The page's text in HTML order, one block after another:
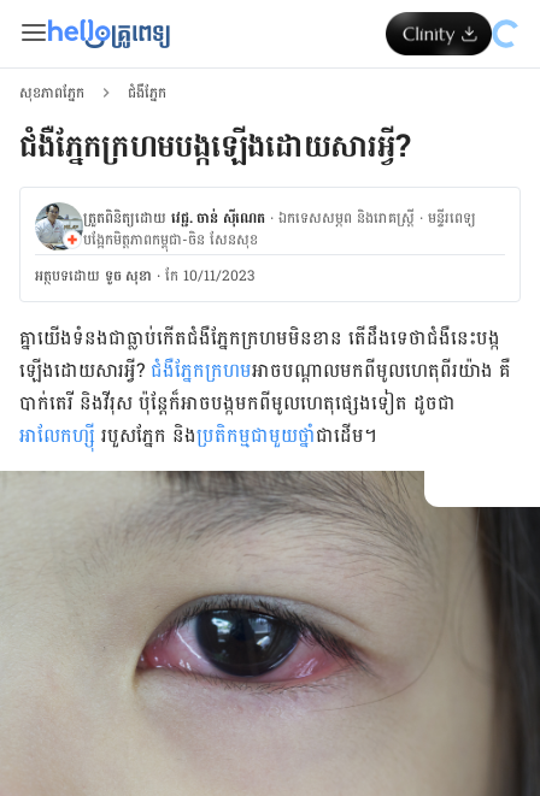
សុខភាពភ្នែក ជំងឺភ្នែក
ជំងឺភ្នែកក្រហមបង្កឡើងដោយសារអ្វី?
ត្រួតពិនិត្យដោយ វេជ្ជ. ចាន់ ស៊ីណេត ·ឯកទេសសម្ភព និងរោគស្ត្រី ·ម​ន្ទីរពេទ្យ
បង្អែកមិត្តភាពកម្ពុជា-ចិន សែនសុខ
អត្ថបទ​ដោយ ទូច សុខា ·កែ 10/11/2023
គ្នា​យើង​ទំនងជា​​ធ្លាប់​កើត​ជំងឺ​ភ្នែក​ក្រហម​​មិន​ខាន តើដឹងទេថា​ជំងឺនេះ​បង្ក
ឡើង​ដោយ​សារអ្វី?​​ ជំងឺ​ភ្នែក​ក្រហម​​​​អាច​បណ្ដាល​មក​ពី​មូល​ហេតុ​ពីរ​យ៉ាង​ គឺ​
បាក់តេរី​ និង​វីរុស ប៉ុន្តែ​ក៏​អាច​បង្ក​មក​ពី​មូលហេតុ​ផ្សេង​ទៀត ដូចជា​
អាលែកហ្ស៊ី របួស​ភ្នែក​ និង​ប្រតិកម្ម​ជាមួយ​ថ្នាំ​ជាដើម។